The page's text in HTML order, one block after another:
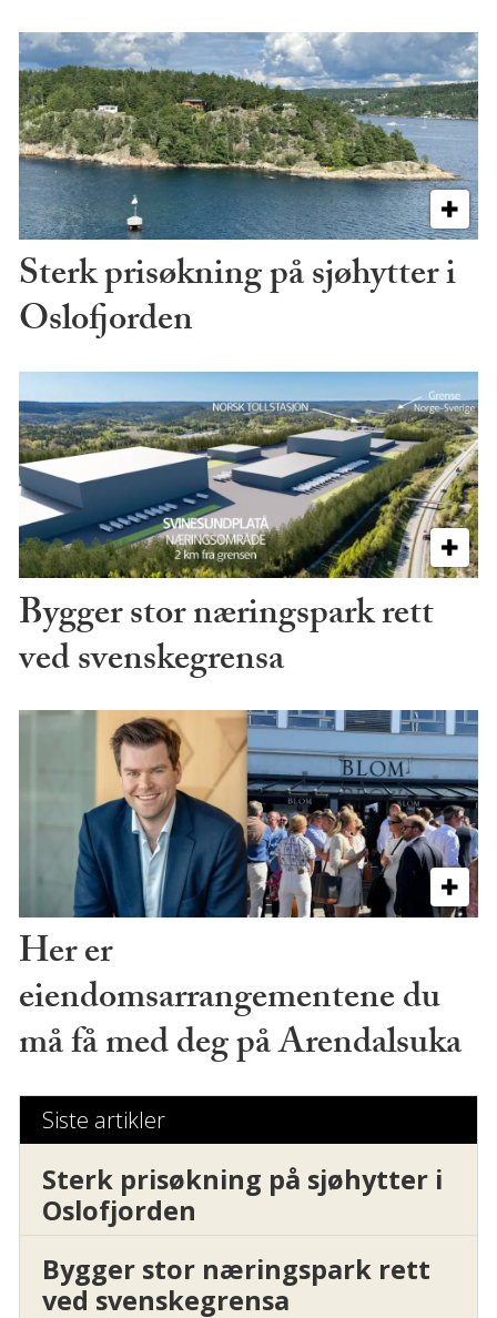
Sterk prisøkning på sjøhytter i
Oslofjorden
Bygger stor næringspark rett
ved svenskegrensa
Her er
eiendomsarrangementene du
må få med deg på Arendalsuka
Siste artikler
Sterk prisøkning på sjøhytter i
Oslofjorden
Bygger stor næringspark rett
ved svenskegrensa